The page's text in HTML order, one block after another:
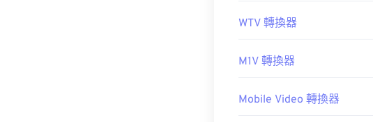
WTV 轉換器
M1V 轉換器
Mobile Video 轉換器